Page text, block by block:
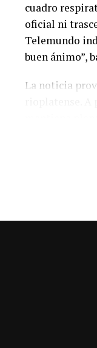
cuadro
oficial ni
Telemundo
buen ánimo”,
La noticia
mantiene
En 2015, el
De hecho,
de la década